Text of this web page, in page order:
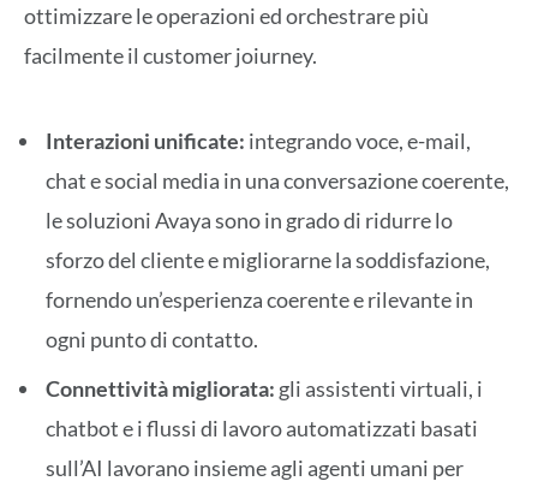
ottimizzare le operazioni ed orchestrare più
facilmente il customer joiurney.
Interazioni unificate: integrando voce, e-mail,
chat e social media in una conversazione coerente,
le soluzioni Avaya sono in grado di ridurre lo
sforzo del cliente e migliorarne la soddisfazione,
fornendo un’esperienza coerente e rilevante in
ogni punto di contatto.
Connettività migliorata: gli assistenti virtuali, i
chatbot e i flussi di lavoro automatizzati basati
sull’AI lavorano insieme agli agenti umani per